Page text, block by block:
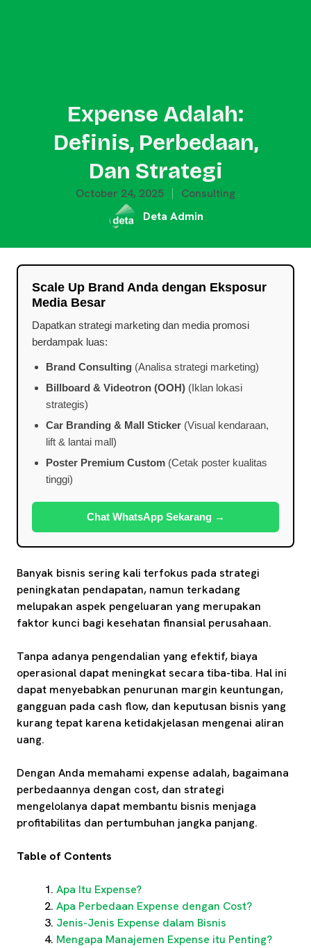
Expense Adalah:
Definis, Perbedaan,
Dan Strategi
October 24, 2025
Consulting
Deta Admin
Scale Up Brand Anda dengan Eksposur
Media Besar
Dapatkan strategi marketing dan media promosi
berdampak luas:
Brand Consulting (Analisa strategi marketing)
Billboard & Videotron (OOH) (Iklan lokasi
strategis)
Car Branding & Mall Sticker (Visual kendaraan,
lift & lantai mall)
Poster Premium Custom (Cetak poster kualitas
tinggi)
Chat WhatsApp Sekarang →
Banyak bisnis sering kali terfokus pada strategi
peningkatan pendapatan, namun terkadang
melupakan aspek pengeluaran yang merupakan
faktor kunci bagi kesehatan finansial perusahaan.
Tanpa adanya pengendalian yang efektif, biaya
operasional dapat meningkat secara tiba-tiba. Hal ini
dapat menyebabkan penurunan margin keuntungan,
gangguan pada cash flow, dan keputusan bisnis yang
kurang tepat karena ketidakjelasan mengenai aliran
uang.
Dengan Anda memahami expense adalah, bagaimana
perbedaannya dengan cost, dan strategi
mengelolanya dapat membantu bisnis menjaga
profitabilitas dan pertumbuhan jangka panjang.
Table of Contents
Apa Itu Expense?
Apa Perbedaan Expense dengan Cost?
Jenis-Jenis Expense dalam Bisnis
Mengapa Manajemen Expense itu Penting?